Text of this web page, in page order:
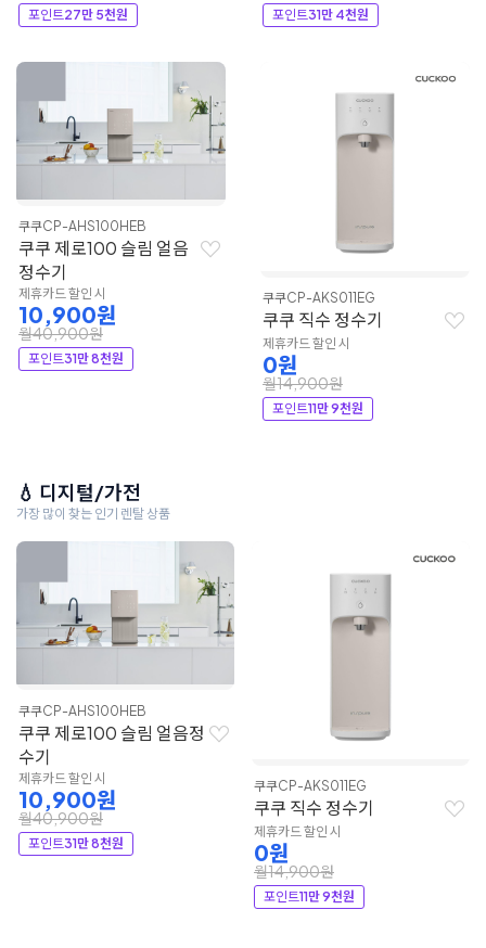
포인트27만 5천원 포인트31만 4천원
쿠쿠CP-AHS100HEB
쿠쿠 제로100 슬림 얼음
정수기
제휴카드 할인 시
10,900원
월40,900원
포인트31만 8천원
쿠쿠CP-AKS011EG
쿠쿠 직수 정수기
제휴카드 할인 시
0원
월14,900원
포인트11만 9천원
💧 디지털/가전
가장 많이 찾는 인기 렌탈 상품
쿠쿠CP-AHS100HEB
쿠쿠 제로100 슬림 얼음정
수기
제휴카드 할인 시
10,900원
월40,900원
포인트31만 8천원
쿠쿠CP-AKS011EG
쿠쿠 직수 정수기
제휴카드 할인 시
0원
월14,900원
포인트11만 9천원